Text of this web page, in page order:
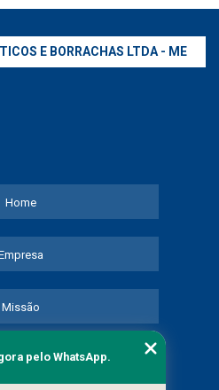
E BORRACHAS LTDA - ME
Home
Missão
pelo WhatsApp.